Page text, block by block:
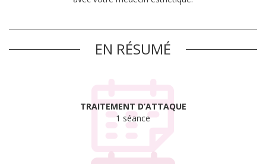
EN RÉSUMÉ
TRAITEMENT D’ATTAQUE
1 séance